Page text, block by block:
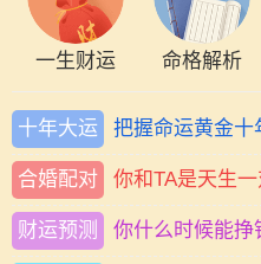
一生财运 命格解析
十年大运 把握命运黄金十
合婚配对 你和TA是天生
财运预测 你什么时候能挣